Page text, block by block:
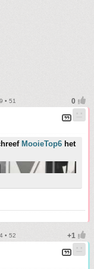
• 51
MooieTop6 het
• 52